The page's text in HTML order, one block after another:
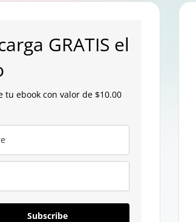
GRATIS el
tu ebook con valor de $10.00
Subscribe